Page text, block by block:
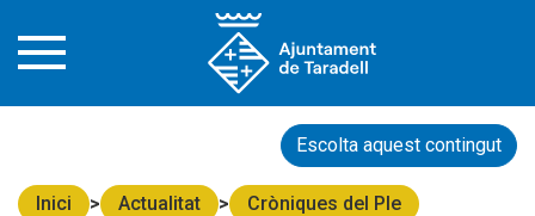
Escolta aquest contingut
Inici Actualitat Cròniques del Ple